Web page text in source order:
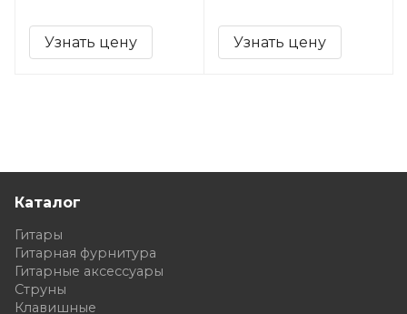
Узнать цену Узнать цену
Каталог
Гитары
Гитарная фурнитура
Гитарные аксессуары
Струны
Клавишные